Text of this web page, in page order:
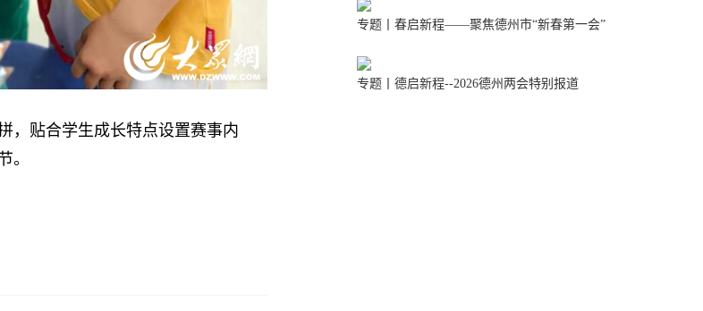
贴合学生成长特点设置赛事内
。
专题丨春启新程——聚焦德州市“新春第一会”
专题丨德启新程--2026德州两会特别报道